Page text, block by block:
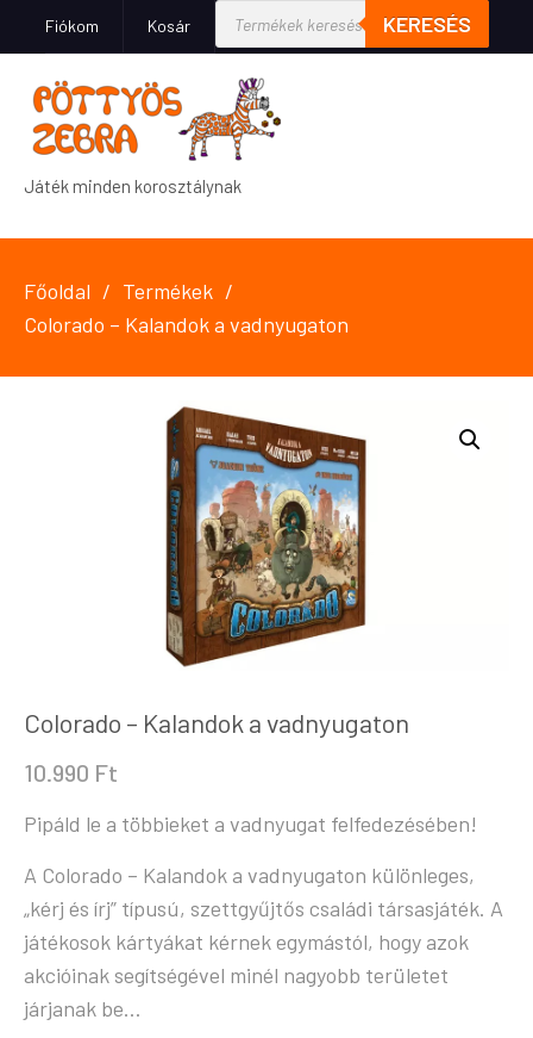
Fiókom Kosár KERESÉS
Játék minden korosztálynak
Főoldal
Termékek
Colorado – Kalandok a vadnyugaton
Colorado – Kalandok a vadnyugaton
10.990 Ft
Pipáld le a többieket a vadnyugat felfedezésében!
A Colorado – Kalandok a vadnyugaton különleges,
„kérj és írj” típusú, szettgyűjtős családi társasjáték. A
játékosok kártyákat kérnek egymástól, hogy azok
akcióinak segítségével minél nagyobb területet
járjanak be…